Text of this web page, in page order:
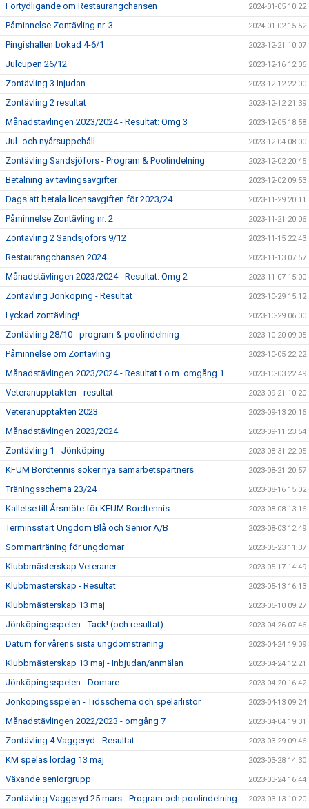
Förtydligande om Restaurangchansen 2024-01-05 10:22
Påminnelse Zontävling nr. 3 2024-01-02 15:52
Pingishallen bokad 4-6/1 2023-12-21 10:07
Julcupen 26/12 2023-12-16 12:06
Zontävling 3 Injudan 2023-12-12 22:00
Zontävling 2 resultat 2023-12-12 21:39
Månadstävlingen 2023/2024 - Resultat: Omg 3 2023-12-05 18:58
Jul- och nyårsuppehåll 2023-12-04 08:00
Zontävling Sandsjöfors - Program & Poolindelning 2023-12-02 20:45
Betalning av tävlingsavgifter 2023-12-02 09:53
Dags att betala licensavgiften för 2023/24 2023-11-29 20:11
Påminnelse Zontävling nr. 2 2023-11-21 20:06
Zontävling 2 Sandsjöfors 9/12 2023-11-15 22:43
Restaurangchansen 2024 2023-11-13 07:57
Månadstävlingen 2023/2024 - Resultat: Omg 2 2023-11-07 15:00
Zontävling Jönköping - Resultat 2023-10-29 15:12
Lyckad zontävling! 2023-10-29 06:00
Zontävling 28/10 - program & poolindelning 2023-10-20 09:05
Påminnelse om Zontävling 2023-10-05 22:22
Månadstävlingen 2023/2024 - Resultat t.o.m. omgång 1 2023-10-03 22:49
Veteranupptakten - resultat 2023-09-21 10:20
Veteranupptakten 2023 2023-09-13 20:16
Månadstävlingen 2023/2024 2023-09-11 23:54
Zontävling 1 - Jönköping 2023-08-31 22:05
KFUM Bordtennis söker nya samarbetspartners 2023-08-21 20:57
Träningsschema 23/24 2023-08-16 15:02
Kallelse till Årsmöte för KFUM Bordtennis 2023-08-08 13:16
Terminsstart Ungdom Blå och Senior A/B 2023-08-03 12:49
Sommarträning för ungdomar 2023-05-23 11:37
Klubbmästerskap Veteraner 2023-05-17 14:49
Klubbmästerskap - Resultat 2023-05-13 16:13
Klubbmästerskap 13 maj 2023-05-10 09:27
Jönköpingsspelen - Tack! (och resultat) 2023-04-26 07:46
Datum för vårens sista ungdomsträning 2023-04-24 19:09
Klubbmästerskap 13 maj - Inbjudan/anmälan 2023-04-24 12:21
Jönköpingsspelen - Domare 2023-04-20 16:42
Jönköpingsspelen - Tidsschema och spelarlistor 2023-04-13 09:24
Månadstävlingen 2022/2023 - omgång 7 2023-04-04 19:31
Zontävling 4 Vaggeryd - Resultat 2023-03-29 09:46
KM spelas lördag 13 maj 2023-03-28 14:30
Växande seniorgrupp 2023-03-24 16:44
Zontävling Vaggeryd 25 mars - Program och poolindelning 2023-03-13 10:20